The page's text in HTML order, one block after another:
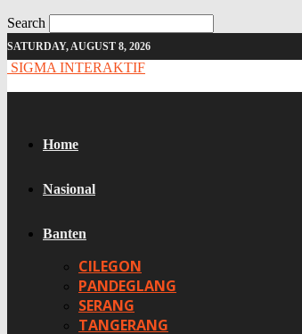
Search
SATURDAY, AUGUST 8, 2026
SIGMA INTERAKTIF
Home
Nasional
Banten
CILEGON
PANDEGLANG
SERANG
TANGERANG